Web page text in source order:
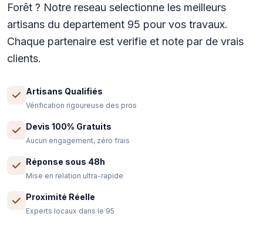
Forêt ? Notre reseau selectionne les meilleurs
artisans du departement 95 pour vos travaux.
Chaque partenaire est verifie et note par de vrais
clients.
Artisans Qualifiés
Vérification rigoureuse des pros
Devis 100% Gratuits
Aucun engagement, zéro frais
Réponse sous 48h
Mise en relation ultra-rapide
Proximité Réelle
Experts locaux dans le 95